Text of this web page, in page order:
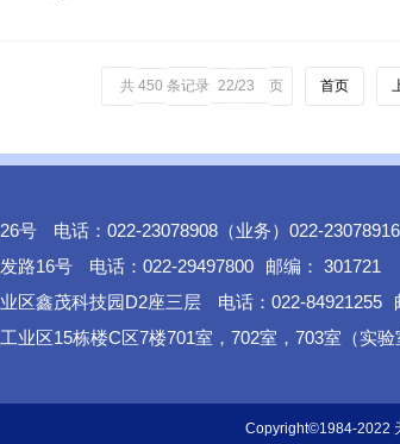
共 450 条记录 22/23 页 首页
号 电话：022-23078908（业务）022-23078916
路16号
电话：022-29497800
邮编： 301721
区鑫茂科技园D2座三层
电话：022-84921255
业区15栋楼C区7楼701室，702室，703室（实
Copyright©1984-2022